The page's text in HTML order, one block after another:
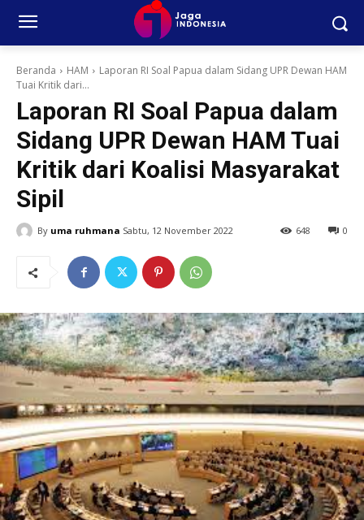
Beranda HAM
Laporan RI Soal Papua dalam Sidang UPR Dewan HAM
Tuai Kritik dari...
Laporan RI Soal Papua dalam
Sidang UPR Dewan HAM Tuai
Kritik dari Koalisi Masyarakat
Sipil
By uma ruhmana Sabtu, 12 November 2022 0
648